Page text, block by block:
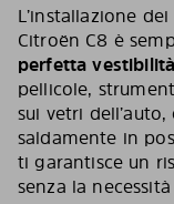
L’installazione
Citroën C8 è
perfetta vestibilità
pellicole,
sui vetri
saldamente in
ti garantisce un
senza la